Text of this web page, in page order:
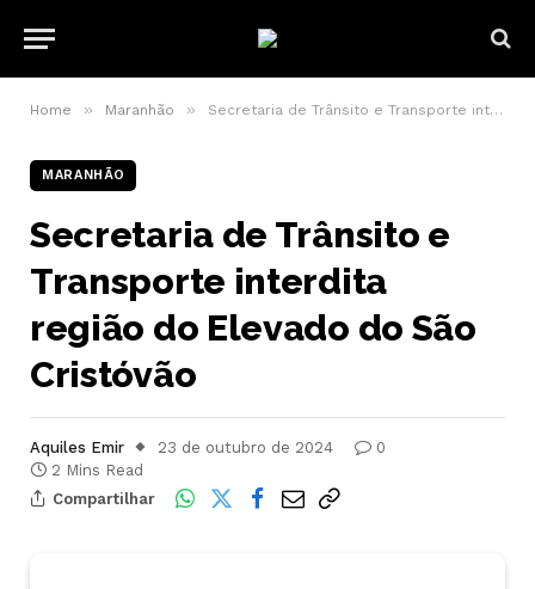
Home » Maranhão » Secretaria de Trânsito e Transporte interdita região do Elevado do São Cristóvão
MARANHÃO
Secretaria de Trânsito e
Transporte interdita
região do Elevado do São
Cristóvão
Aquiles Emir 23 de outubro de 2024
0
2 Mins Read
Compartilhar